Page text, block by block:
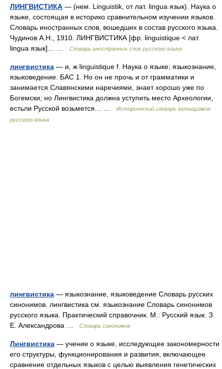
ЛИНГВИСТИКА — (нем. Linguistik, от лат. lingua язык). Наука о
языке, состоящая в историко сравнительном изучении языков.
Словарь иностранных слов, вошедших в состав русского языка.
Чудинов А.Н., 1910. ЛИНГВИСТИКА [фр. linguistique < лат.
lingua язык]… …
Словарь иностранных слов русского языка
лингвистика — и, ж linguistique f. Наука о языке; языкознание,
языковедение. БАС 1. Но он не прочь и от грамматики и
занимается Славянскими наречиями, знает хорошо уже по
Богемски; но Лингвистика должна уступить место Археологии,
естьли Русской возьмется… …
Исторический словарь галлицизмов
русского языка
лингвистика — языкознание, языковедение Словарь русских
синонимов. лингвистика см. языкознание Словарь синонимов
русского языка. Практический справочник. М.: Русский язык. З.
Е. Александрова …
Словарь синонимов
Лингвистика — учение о языке, исследующее закономерности
его структуры, функционирования и развития, включающее
сравнение отдельных языков с целью выявления генетических